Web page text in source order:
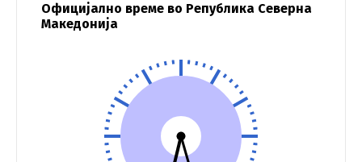
Официјално време во Република Северна
Македонија